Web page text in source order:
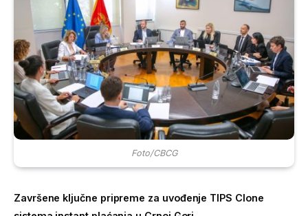
Foto/CBCG
Završene ključne pripreme za uvođenje TIPS Clone